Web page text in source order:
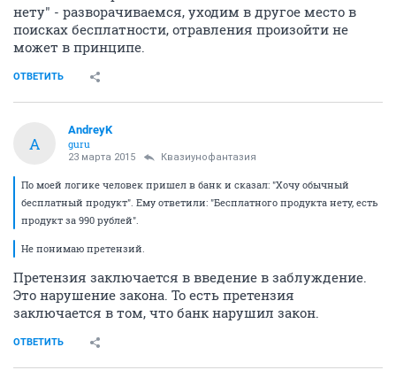
нету" - разворачиваемся, уходим в другое место в
поисках бесплатности, отравления произойти не
может в принципе.
ОТВЕТИТЬ
A
AndreyK
guru
23 марта 2015 Квазиунофантазия
По моей логике человек пришел в банк и сказал: "Хочу обычный
бесплатный продукт". Ему ответили: "Бесплатного продукта нету, есть
продукт за 990 рублей".
Не понимаю претензий.
Претензия заключается в введение в заблуждение.
Это нарушение закона. То есть претензия
заключается в том, что банк нарушил закон.
ОТВЕТИТЬ